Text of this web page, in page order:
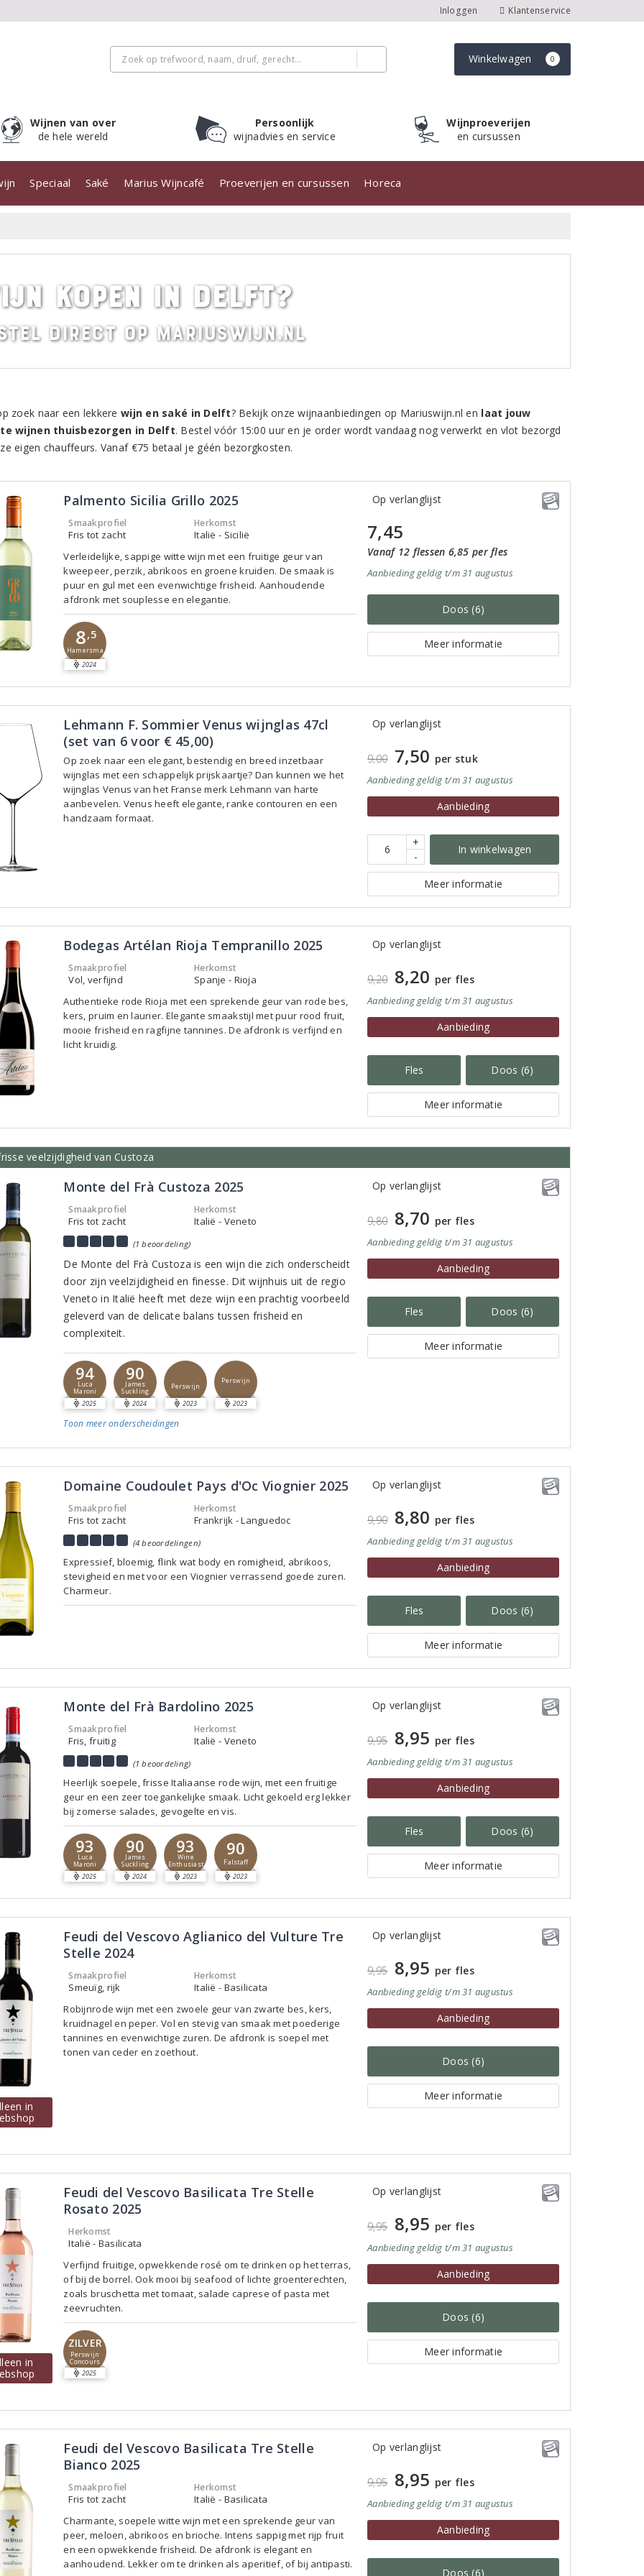
Inloggen Klantenservice
Winkelwagen 0
Wijnen van over
de hele wereld
Persoonlijk
wijnadvies en service
Wijnproeverijen
en cursussen
Speciaal Saké Marius Wijncafé Proeverijen en cursussen Horeca
kopen in Delft?
direct op MariusWijn.nl
zoek naar een lekkerewijn en saké in Delft? Bekijk onze wijnaanbiedingen op Mariuswijn.nl en laat jouw
wijnen thuisbezorgen in Delft. Bestel vóór 15:00 uur en je order wordt vandaag nog verwerkt en vlot bezorgd
eigen chauffeurs. Vanaf €75 betaal je géén bezorgkosten.
Palmento Sicilia Grillo 2025
Smaakprofiel
Fris tot zacht
Herkomst
Italië - Sicilië
Verleidelijke, sappige witte wijn met een fruitige geur van
kweepeer, perzik, abrikoos en groene kruiden. De smaak is
puur en gul met een evenwichtige frisheid. Aanhoudende
afdronk met souplesse en elegantie.
8,5
Hamersma
2024
Op verlanglijst
7,45
Vanaf 12 flessen 6,85 per fles
Aanbiedinggeldig t/m 31 augustus
Doos (6)
Meer informatie
Lehmann F. Sommier Venus wijnglas 47cl
(set van 6 voor € 45,00)
Op zoek naar een elegant, bestendig en breed inzetbaar
wijnglas met een schappelijk prijskaartje? Dan kunnen we het
wijnglas Venus van het Franse merk Lehmann van harte
aanbevelen. Venus heeft elegante, ranke contouren en een
handzaam formaat.
Op verlanglijst
9,00 7,50 per stuk
Aanbiedinggeldig t/m 31 augustus
Aanbieding
+
-
In winkelwagen
Meer informatie
Bodegas Artélan Rioja Tempranillo 2025
Smaakprofiel
Vol, verfijnd
Herkomst
Spanje - Rioja
Authentieke rode Rioja met een sprekende geur van rode bes,
kers, pruim en laurier. Elegante smaakstijl met puur rood fruit,
mooie frisheid en ragfijne tannines. De afdronk is verfijnd en
licht kruidig.
Op verlanglijst
9,20 8,20 per fles
Aanbiedinggeldig t/m 31 augustus
Aanbieding
Fles Doos (6)
Meer informatie
veelzijdigheid van Custoza
Monte del Frà Custoza 2025
Smaakprofiel
Fris tot zacht
Herkomst
Italië - Veneto
(1 beoordeling)
De Monte del Frà Custoza is een wijn die zich onderscheidt
door zijn veelzijdigheid en finesse. Dit wijnhuis uit de regio
Veneto in Italië heeft met deze wijn een prachtig voorbeeld
geleverd van de delicate balans tussen frisheid en
complexiteit.
94
Luca
Maroni
2025
90
James
Suckling
2024
Perswijn
2023
Perswijn
2023
Toon meeronderscheidingen
Op verlanglijst
9,80 8,70 per fles
Aanbiedinggeldig t/m 31 augustus
Aanbieding
Fles Doos (6)
Meer informatie
Domaine Coudoulet Pays d'Oc Viognier 2025
Smaakprofiel
Fris tot zacht
Herkomst
Frankrijk - Languedoc
(4 beoordelingen)
Expressief, bloemig, flink wat body en romigheid, abrikoos,
stevigheid en met voor een Viognier verrassend goede zuren.
Charmeur.
Op verlanglijst
9,90 8,80 per fles
Aanbiedinggeldig t/m 31 augustus
Aanbieding
Fles Doos (6)
Meer informatie
Monte del Frà Bardolino 2025
Smaakprofiel
Fris, fruitig
Herkomst
Italië - Veneto
(1 beoordeling)
Heerlijk soepele, frisse Italiaanse rode wijn, met een fruitige
geur en een zeer toegankelijke smaak. Licht gekoeld erg lekker
bij zomerse salades, gevogelte en vis.
93
Luca
Maroni
2025
90
James
Suckling
2024
93
Wine
Enthusiast
2023
90
Falstaff
2023
Op verlanglijst
9,95 8,95 per fles
Aanbiedinggeldig t/m 31 augustus
Aanbieding
Fles Doos (6)
Meer informatie
in
Feudi del Vescovo Aglianico del Vulture Tre
Stelle 2024
Smaakprofiel
Smeuïg, rijk
Herkomst
Italië - Basilicata
Robijnrode wijn met een zwoele geur van zwarte bes, kers,
kruidnagel en peper. Vol en stevig van smaak met poederige
tannines en evenwichtige zuren. De afdronk is soepel met
tonen van ceder en zoethout.
Op verlanglijst
9,95 8,95 per fles
Aanbiedinggeldig t/m 31 augustus
Aanbieding
Doos (6)
Meer informatie
in
Feudi del Vescovo Basilicata Tre Stelle
Rosato 2025
Herkomst
Italië - Basilicata
Verfijnd fruitige, opwekkende rosé om te drinken op het terras,
of bij de borrel. Ook mooi bij seafood of lichte groenterechten,
zoals bruschetta met tomaat, salade caprese of pasta met
zeevruchten.
ZILVER
Perswijn
Concours
2025
Op verlanglijst
9,95 8,95 per fles
Aanbiedinggeldig t/m 31 augustus
Aanbieding
Doos (6)
Meer informatie
Feudi del Vescovo Basilicata Tre Stelle
Bianco 2025
Smaakprofiel
Fris tot zacht
Herkomst
Italië - Basilicata
Charmante, soepele witte wijn met een sprekende geur van
peer, meloen, abrikoos en brioche. Intens sappig met rijp fruit
en een opwekkende frisheid. De afdronk is elegant en
aanhoudend. Lekker om te drinken als aperitief, of bij antipasti.
Op verlanglijst
9,95 8,95 per fles
Aanbiedinggeldig t/m 31 augustus
Aanbieding
Doos (6)